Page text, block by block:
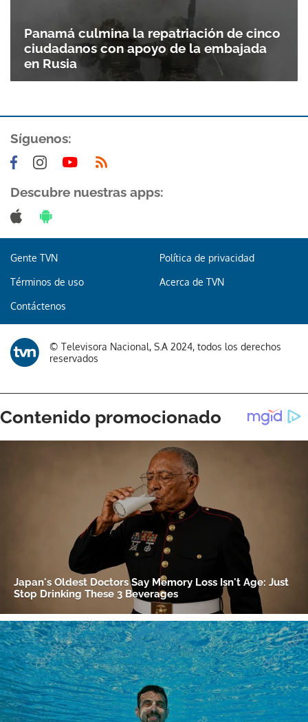
Gracias por suscribirte a nuestro boletín.
Panamá culmina la repatriación de cinco
ciudadanos con apoyo de la embajada
en Rusia
Síguenos:
Descubre nuestras apps:
Gente TVN Política de privacidad
Términos de uso Acerca de TVN
Contáctenos
© Televisora Nacional, S.A 2024, todos los derechos
reservados